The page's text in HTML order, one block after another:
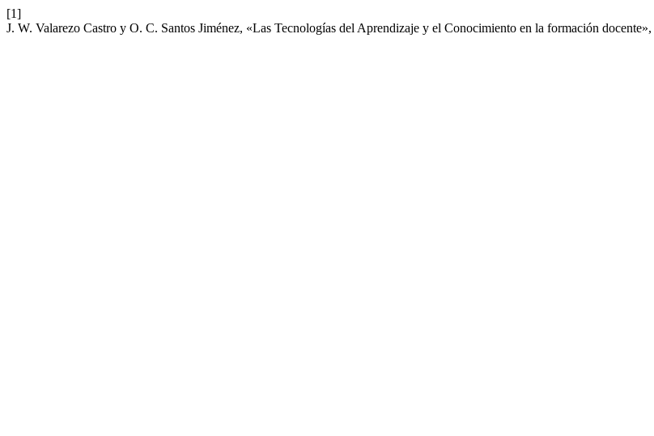
[1]
J. W. Valarezo Castro y O. C. Santos Jiménez, «Las Tecnologías del Aprendizaje y el Conocimiento en la formación docente»,